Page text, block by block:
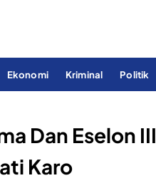
Ekonomi Kriminal Politik
Dan Eselon III
Karo